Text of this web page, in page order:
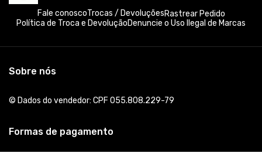
Fale conoscoTrocas / DevoluçõesRastrear Pedido
Política de Troca e DevoluçãoDenuncie o Uso Ilegal de Marcas
Sobre nós
© Dados do vendedor: CPF 055.808.229-79
Formas de pagamento